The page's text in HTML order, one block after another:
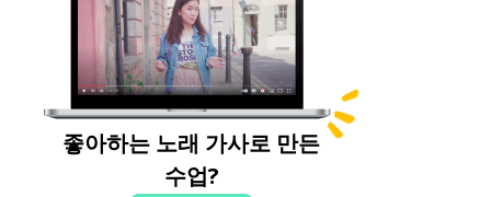
좋아하는 노래 가사로 만든
수업?